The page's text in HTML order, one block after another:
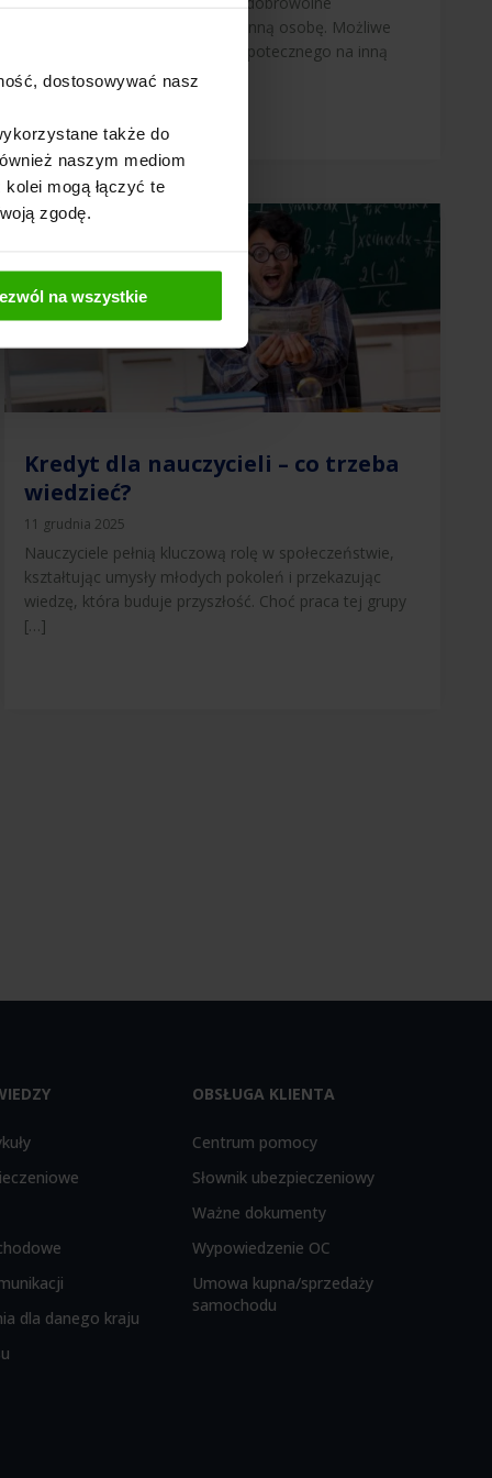
dostosowywać nasz
także do
naszym mediom
mogą łączyć te
zgodę.
na wszystkie
przeniesienie zobowiązania na inną osobę. Możliwe
jest też przeniesienie kredytu hipotecznego na inną
nieruchomość. Cesję […]
Kredyt dla nauczycieli – co trzeba
wiedzieć?
11 grudnia 2025
Nauczyciele pełnią kluczową rolę w społeczeństwie,
kształtując umysły młodych pokoleń i przekazując
wiedzę, która buduje przyszłość. Choć praca tej grupy
[…]
dla danego kraju
OBSŁUGA KLIENTA
Centrum pomocy
Słownik ubezpieczeniowy
Ważne dokumenty
Wypowiedzenie OC
Umowa kupna/sprzedaży
samochodu